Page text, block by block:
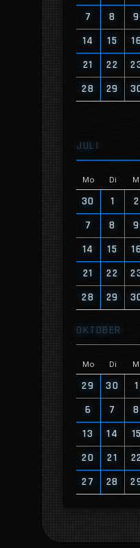
7
8 9
14
15
21
22
28
29
JULI
Mo Di Mi
30 1 2
7
8 9
14
15
21
22
28
29
OKTOBER
Mo Di Mi
29 30 1
6
7 8
13
14 15
20
21
27
28